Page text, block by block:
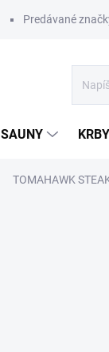
Predávané
SAUNY
TOMAHAWK